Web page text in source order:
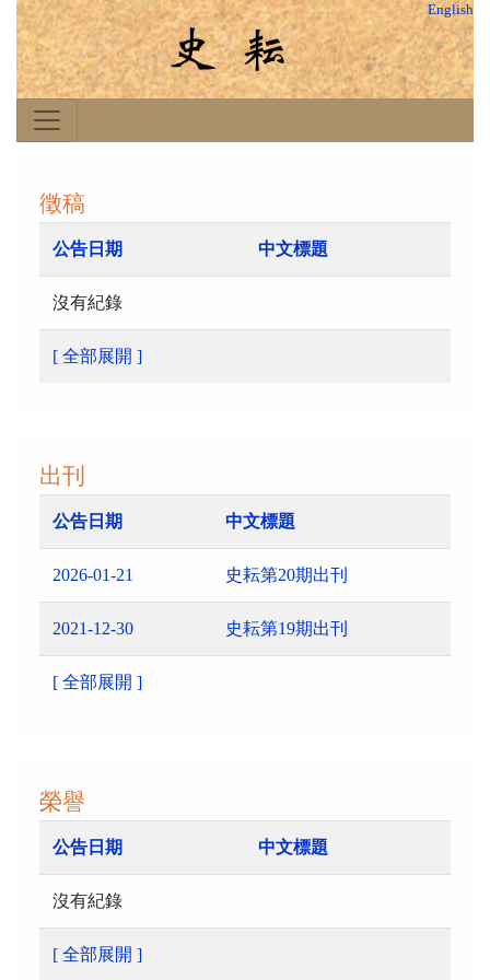
English
徵稿
公告日期 中文標題
沒有紀錄
[ 全部展開 ]
出刊
公告日期 中文標題
2026-01-21 史耘第20期出刊
2021-12-30 史耘第19期出刊
[ 全部展開 ]
榮譽
公告日期 中文標題
沒有紀錄
[ 全部展開 ]